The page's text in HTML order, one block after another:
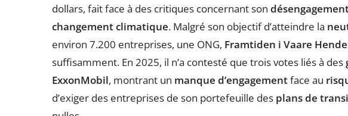
dollars, fait face à des critiques concernant son
changement climatique. Malgré son objectif d’atteindre la
environ 7.200 entreprises, une ONG, Framtiden i Vaare
suffisamment. En 2025, il n’a contesté que trois votes liés à des
ExxonMobil, montrant un manque d’engagementface au
d’exiger des entreprises de son portefeuille des plans de